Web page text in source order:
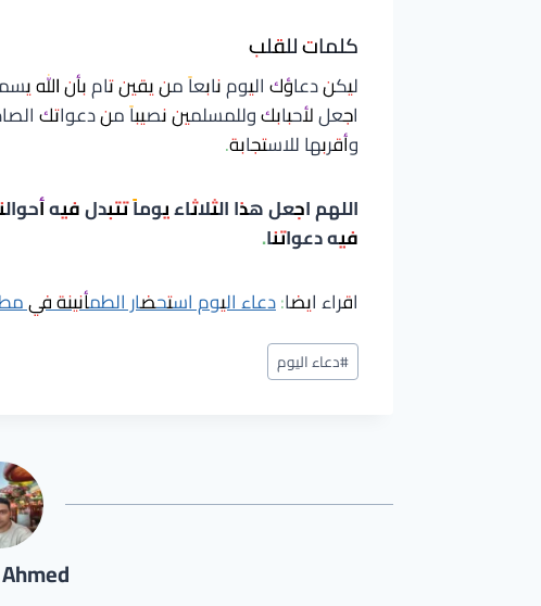
كلمات للقلب
ليكن دعاؤك اليوم نابعاً من يقين تام بأن
اجعل لأحبابك وللمسلمين نصيباً من دعواتك
وأقربها للاستجابة.
اللهم اجعل هذا الثلاثاء يوماً تتبدل فيه
فيه دعواتنا.
اقراء ايضا:دعاء اليوم استحضار الطمأنينة في
وسوم
المقال:
#دعاء اليوم